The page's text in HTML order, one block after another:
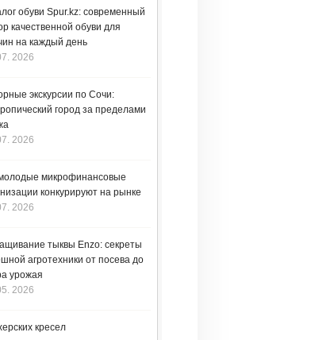
обуви Spur.kz: современный
качественной обуви для
на каждый день
2026
экскурсии по Сочи:
город за пределами
2026
микрофинансовые
конкурируют на рынке
2026
тыквы Enzo: секреты
агротехники от посева до
урожая
2026
кресел